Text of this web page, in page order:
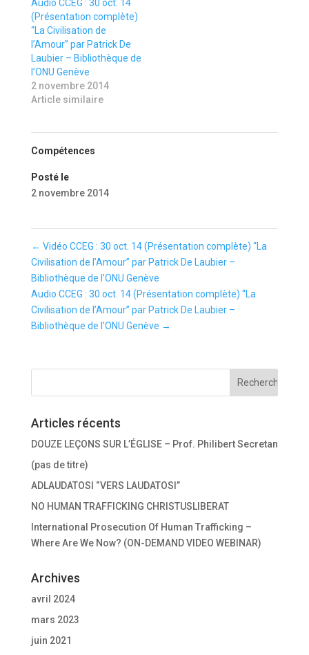
Audio CCEG : 30 oct. 14
(Présentation complète)
“La Civilisation de
l’Amour” par Patrick De
Laubier – Bibliothèque de
l’ONU Genève
2 novembre 2014
Article similaire
Compétences
Posté le
2 novembre 2014
← Vidéo CCEG : 30 oct. 14 (Présentation complète) “La
Civilisation de l’Amour” par Patrick De Laubier –
Bibliothèque de l’ONU Genève
Audio CCEG : 30 oct. 14 (Présentation complète) “La
Civilisation de l’Amour” par Patrick De Laubier –
Bibliothèque de l’ONU Genève →
Articles récents
DOUZE LEÇONS SUR L’ÉGLISE – Prof. Philibert Secretan
(pas de titre)
ADLAUDATOSI “VERS LAUDATOSI”
NO HUMAN TRAFFICKING CHRISTUSLIBERAT
International Prosecution Of Human Trafficking –
Where Are We Now? (ON-DEMAND VIDEO WEBINAR)
Archives
avril 2024
mars 2023
juin 2021